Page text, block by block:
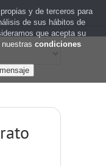
y de terceros para
de sus hábitos de
que acepta su
condiciones